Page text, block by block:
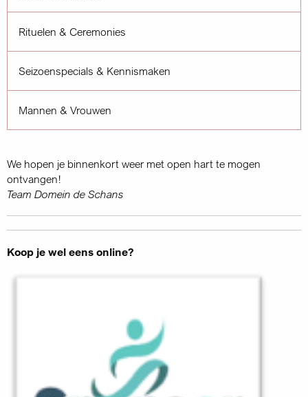
Rituelen & Ceremonies
Seizoenspecials & Kennismaken
Mannen & Vrouwen
We hopen je binnenkort weer met open hart te mogen
ontvangen!
Team Domein de Schans
Koop je wel eens online?